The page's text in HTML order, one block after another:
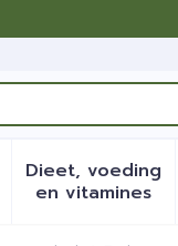
voor
Dieet, voeding
en vitamines
Toon